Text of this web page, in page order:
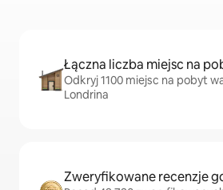
Łączna liczba miejsc na
Odkryj 1100 miejsc na pobyt
Londrina
Zweryfikowane recenzje